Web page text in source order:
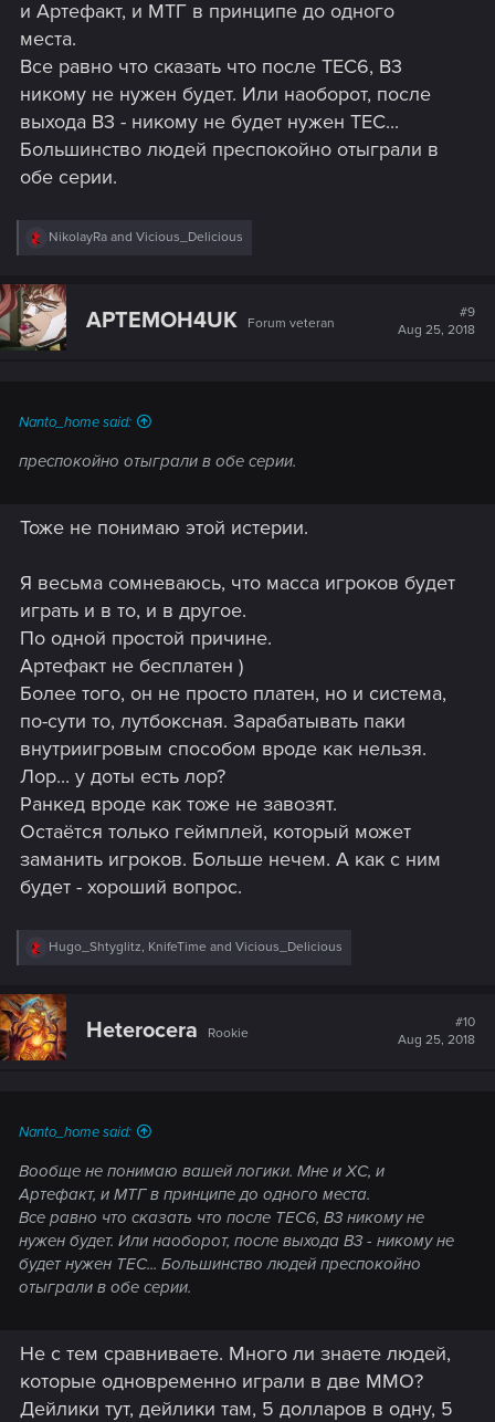
и Артефакт, и МТГ в принципе до одного
места.
Все равно что сказать что после ТЕС6, В3
никому не нужен будет. Или наоборот, после
выхода В3 - никому не будет нужен ТЕС...
Большинство людей преспокойно отыграли в
обе серии.
R
c
t
i
o
NikolayRa and Vicious_Delicious
APTEMOH4UK Forum veteran
#9
Aug 25, 2018
Nanto_home said:
преспокойно отыграли в обе серии.
Тоже не понимаю этой истерии.
Я весьма сомневаюсь, что масса игроков будет
играть и в то, и в другое.
По одной простой причине.
Артефакт не бесплатен )
Более того, он не просто платен, но и система,
по-сути то, лутбоксная. Зарабатывать паки
внутриигровым способом вроде как нельзя.
Лор... у доты есть лор?
Ранкед вроде как тоже не завозят.
Остаётся только геймплей, который может
заманить игроков. Больше нечем. А как с ним
будет - хороший вопрос.
R
c
t
i
o
Hugo_Shtyglitz, KnifeTime and Vicious_Delicious
Heterocera Rookie
#10
Aug 25, 2018
Nanto_home said:
Вообще не понимаю вашей логики. Мне и ХС, и
Артефакт, и МТГ в принципе до одного места.
Все равно что сказать что после ТЕС6, В3 никому не
нужен будет. Или наоборот, после выхода В3 - никому не
будет нужен ТЕС... Большинство людей преспокойно
отыграли в обе серии.
Не с тем сравниваете. Много ли знаете людей,
которые одновременно играли в две ММО?
Дейлики тут, дейлики там, 5 долларов в одну, 5